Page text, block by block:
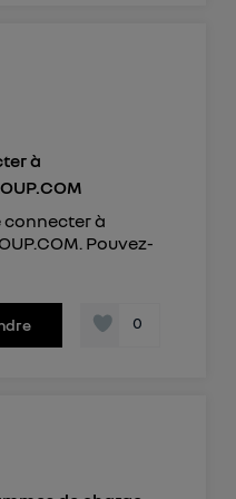
à
connecter à
Pouvez-
0